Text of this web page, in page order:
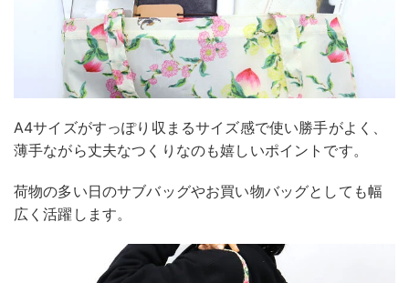
A4サイズがすっぽり収まるサイズ感で使い勝手がよく、
薄手ながら丈夫なつくりなのも嬉しいポイントです。
荷物の多い日のサブバッグやお買い物バッグとしても幅
広く活躍します。